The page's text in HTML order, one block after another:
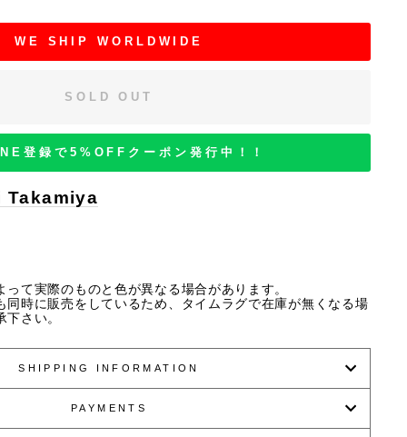
WE SHIP WORLDWIDE
SOLD OUT
登録で5%OFFクーポン発行中！！
Takamiya
って実際のものと色が異なる場合があります。
時に販売をしているため、タイムラグで在庫が無くなる場
さい。
SHIPPING INFORMATION
PAYMENTS